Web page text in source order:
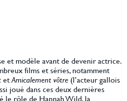
et modèle avant de devenir actrice.
films et séries, notamment
etAmicalement vôtre (l’acteur gallois
joué dans ces deux dernières
le rôle de Hannah Wild, la